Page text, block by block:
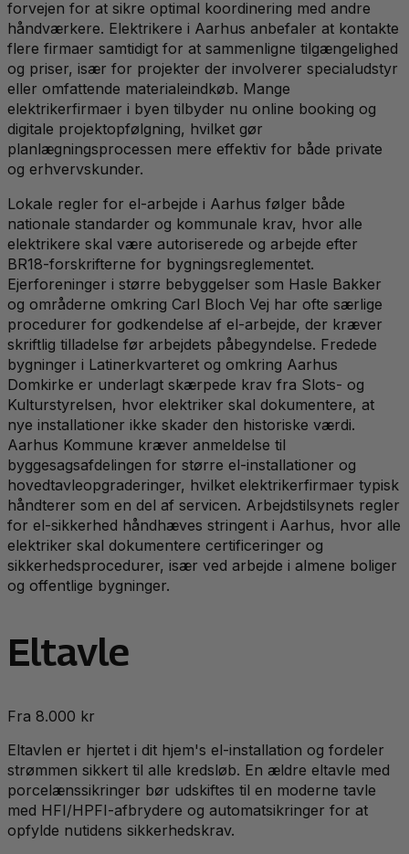
forvejen for at sikre optimal koordinering med andre
håndværkere. Elektrikere i Aarhus anbefaler at kontakte
flere firmaer samtidigt for at sammenligne tilgængelighed
og priser, især for projekter der involverer specialudstyr
eller omfattende materialeindkøb. Mange
elektrikerfirmaer i byen tilbyder nu online booking og
digitale projektopfølgning, hvilket gør
planlægningsprocessen mere effektiv for både private
og erhvervskunder.
Lokale regler for el-arbejde i Aarhus følger både
nationale standarder og kommunale krav, hvor alle
elektrikere skal være autoriserede og arbejde efter
BR18-forskrifterne for bygningsreglementet.
Ejerforeninger i større bebyggelser som Hasle Bakker
og områderne omkring Carl Bloch Vej har ofte særlige
procedurer for godkendelse af el-arbejde, der kræver
skriftlig tilladelse før arbejdets påbegyndelse. Fredede
bygninger i Latinerkvarteret og omkring Aarhus
Domkirke er underlagt skærpede krav fra Slots- og
Kulturstyrelsen, hvor elektriker skal dokumentere, at
nye installationer ikke skader den historiske værdi.
Aarhus Kommune kræver anmeldelse til
byggesagsafdelingen for større el-installationer og
hovedtavleopgraderinger, hvilket elektrikerfirmaer typisk
håndterer som en del af servicen. Arbejdstilsynets regler
for el-sikkerhed håndhæves stringent i Aarhus, hvor alle
elektriker skal dokumentere certificeringer og
sikkerhedsprocedurer, især ved arbejde i almene boliger
og offentlige bygninger.
Eltavle
Fra 8.000 kr
Eltavlen er hjertet i dit hjem's el-installation og fordeler
strømmen sikkert til alle kredsløb. En ældre eltavle med
porcelænssikringer bør udskiftes til en moderne tavle
med HFI/HPFI-afbrydere og automatsikringer for at
opfylde nutidens sikkerhedskrav.